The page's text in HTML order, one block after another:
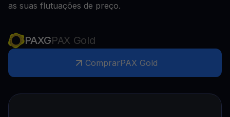
as suas flutuações de preço.
PAXGPAX Gold
ComprarPAX Gold